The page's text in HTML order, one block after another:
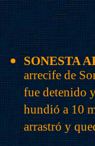
SONESTA
arrecife de
fue detenido
hundió a 10
arrastró y